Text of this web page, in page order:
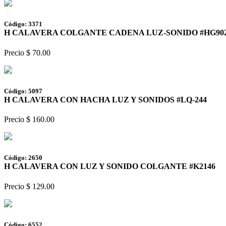
Código: 3371
H CALAVERA COLGANTE CADENA LUZ-SONIDO
Precio $ 70.00
Código: 5097
H CALAVERA CON HACHA LUZ Y SONIDOS #LQ-244
Precio $ 160.00
Código: 2650
H CALAVERA CON LUZ Y SONIDO COLGANTE #K2146
Precio $ 129.00